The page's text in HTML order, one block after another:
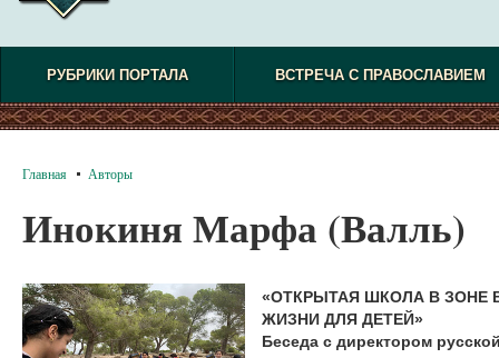
РУБРИКИ ПОРТАЛА ВСТРЕЧА С ПРАВОСЛАВИЕМ
Главная Авторы
Инокиня Марфа (Валль)
«ОТКРЫТАЯ ШКОЛА В ЗОНЕ
ЖИЗНИ ДЛЯ ДЕТЕЙ»
Беседа с директором